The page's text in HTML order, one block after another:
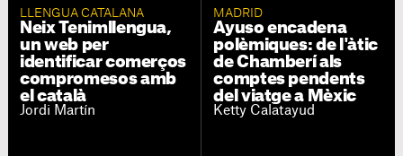
LLENGUA CATALANA
Neix Tenimllengua,
un web per
identificar comerços
compromesos amb
el català
Jordi Martín
MADRID
Ayuso encadena
polèmiques: de l'àtic
de Chamberí als
comptes pendents
del viatge a Mèxic
Ketty Calatayud